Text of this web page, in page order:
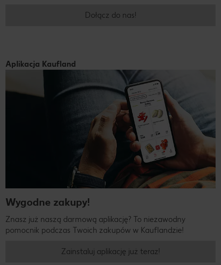
Dołącz do nas!
Aplikacja Kaufland
Wygodne zakupy!
Znasz już naszą darmową aplikację? To niezawodny
pomocnik podczas Twoich zakupów w Kauflandzie!
Zainstaluj aplikację już teraz!